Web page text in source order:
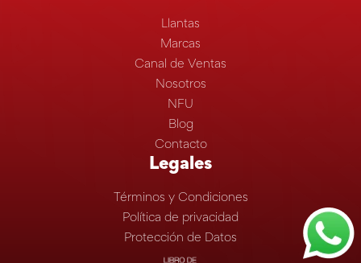
Llantas
Marcas
Canal de Ventas
Nosotros
NFU
Blog
Contacto
Legales
Términos y Condiciones
Política de privacidad
Protección de Datos